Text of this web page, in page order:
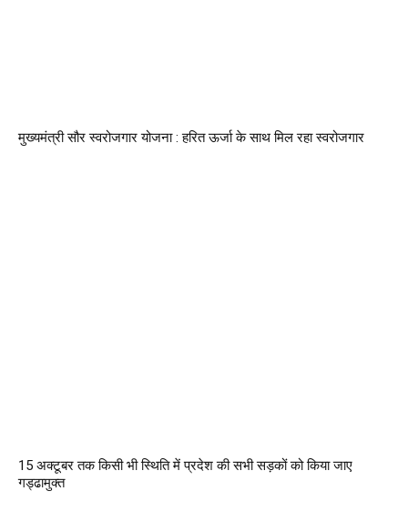
मुख्यमंत्री सौर स्वरोजगार योजना : हरित ऊर्जा के साथ मिल रहा स्वरोजगार
15 अक्टूबर तक किसी भी स्थिति में प्रदेश की सभी सड़कों को किया जाए
गड्ढामुक्त